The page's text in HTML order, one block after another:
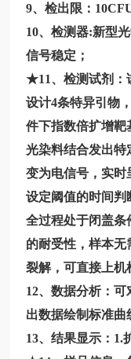
9、检出限：
10、检测器:新型
信号稳定；
★11、检测试剂：
设计4条特异引物
件下指数倍扩增靶
光染料结合发出
变为电信号，实时
设定阈值的时间判
全过程处于闭盖条
的耐受性，样本
裂解，可直接上机
12、数据分析：
出数据绘制标准曲
13、结果显示：1.